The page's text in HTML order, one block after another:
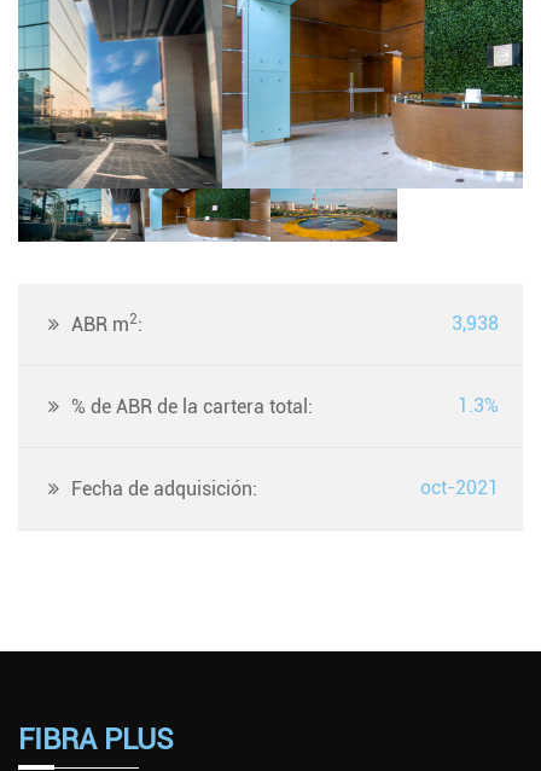
ABR m2: 3,938
% de ABR de la cartera total: 1.3%
Fecha de adquisición: oct-2021
FIBRA PLUS